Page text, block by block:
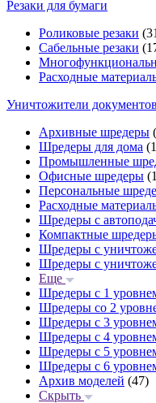
Резаки для бумаги
Роликовые резаки
Сабельные резаки
Расходные
Уничтожители документов
Архивные шредеры
Шредеры для дома
Промышленные
Офисные шредеры
Персональные
Расходные
Шредеры с
Компактные
Шредеры с
Шредеры с
Еще
Шредеры с 1
Шредеры со 2
Шредеры с 3
Шредеры с 4
Шредеры с 5
Шредеры с 6
Архив моделей (47)
Скрыть